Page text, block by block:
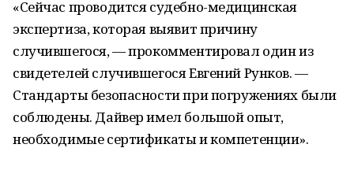
«Сейчас проводится судебно-медицинская
экспертиза, которая выявит причину
случившегося, — прокомментировал один из
свидетелей случившегося Евгений Рунков. —
Стандарты безопасности при погружениях были
соблюдены. Дайвер имел большой опыт,
необходимые сертификаты и компетенции».